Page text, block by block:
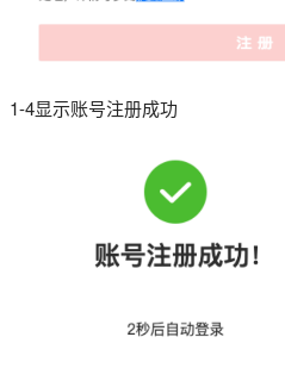
1-4显示账号注册成功